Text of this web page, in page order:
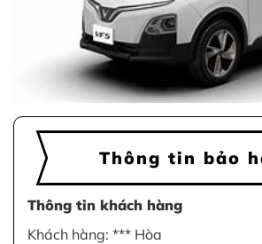
Thông tin bảo
Thông tin khách hàng
Khách hàng: *** Hòa